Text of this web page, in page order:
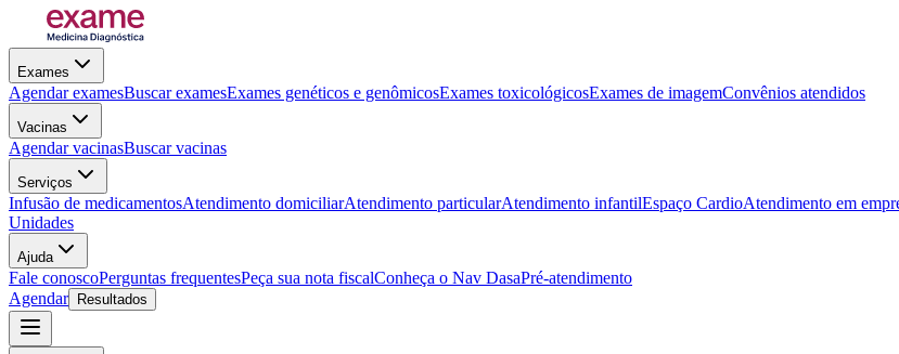
Exames
Agendar examesBuscar examesExames genéticos e genômicosExames toxicológicosExames de imagemConvênios atendidos
Vacinas
Agendar vacinasBuscar vacinas
Serviços
Infusão de medicamentosAtendimento domiciliarAtendimento particularAtendimento infantilEspaço CardioAtendimento em
Unidades
Ajuda
Fale conoscoPerguntas frequentesPeça sua nota fiscalConheça o Nav DasaPré-atendimento
Agendar
Resultados